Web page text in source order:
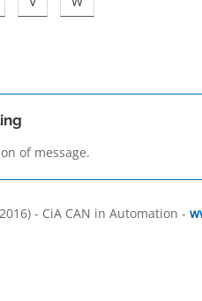
of message.
- CiA CAN in Automation -